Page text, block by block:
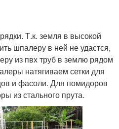
Т.к. земля в высокой
шпалеру в ней не удастся,
из пвх труб в землю рядом
натягиваем сетки для
и фасоли. Для помидоров
из стального прута.